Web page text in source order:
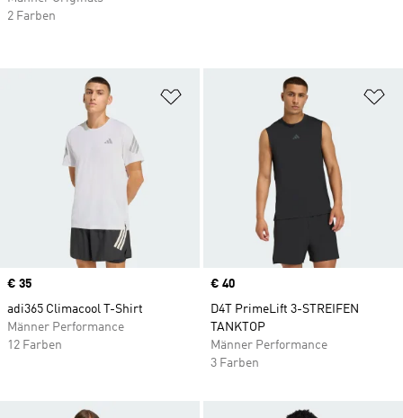
Zur Wunschliste hinzufügen
Price
€ 35
adi365 Climacool T-Shirt
Männer Performance
12 Farben
Price
€ 40
D4T PrimeLift 3-STREIFEN
TANKTOP
Männer Performance
3 Farben
2 Farben